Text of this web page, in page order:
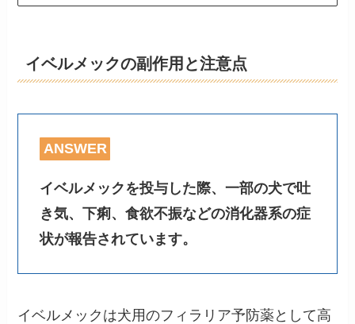
イベルメックの副作用と注意点
ANSWER
イベルメックを投与した際、一部の犬で吐
き気、下痢、食欲不振などの消化器系の症
状が報告されています。
イベルメックは犬用のフィラリア予防薬として高